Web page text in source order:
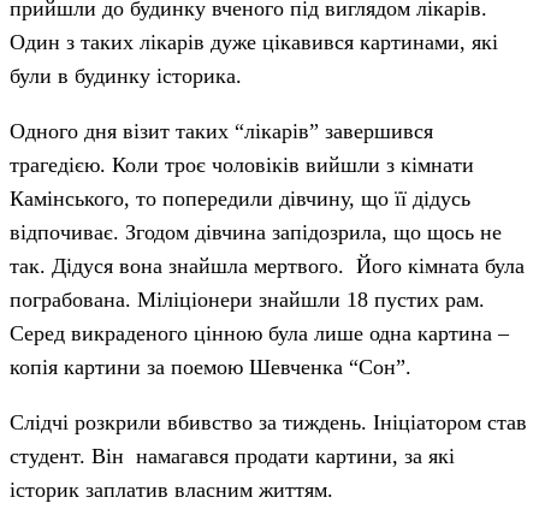
прийшли до будинку вченого під виглядом лікарів.
Один з таких лікарів дуже цікавився картинами, які
були в будинку історика.
Одного дня візит таких “лікарів” завершився
трагедією. Коли троє чоловіків вийшли з кімнати
Камінського, то попередили дівчину, що її дідусь
відпочиває. Згодом дівчина запідозрила, що щось не
так. Дідуся вона знайшла мертвого. Його кімната була
пограбована. Міліціонери знайшли 18 пустих рам.
Серед викраденого цінною була лише одна картина –
копія картини за поемою Шевченка “Сон”.
Слідчі розкрили вбивство за тиждень. Ініціатором став
студент. Він намагався продати картини, за які
історик заплатив власним життям.